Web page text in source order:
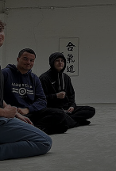
Anbieter
Laufzeit